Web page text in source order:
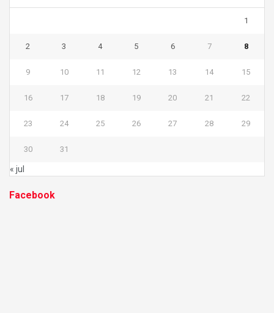
1
2 3 4 5 6 7 8
9 10 11 12 13 14 15
16 17 18 19 20 21 22
23 24 25 26 27 28 29
30 31
« jul
Facebook